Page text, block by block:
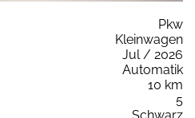
Pkw
Kleinwagen
Jul / 2026
Automatik
10 km
5
Schwarz